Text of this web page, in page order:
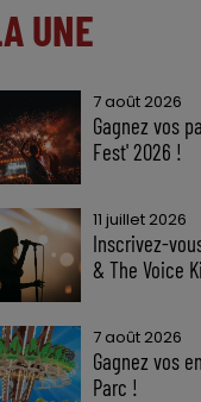
UNE
7 août 2026
Gagnez vos
Fest' 2026 !
11 juillet 2026
Inscrivez-
& The Voice
7 août 2026
Gagnez vos
Parc !